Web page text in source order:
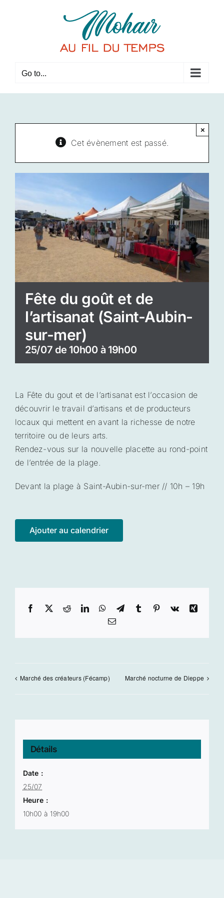
Go to...
Cet évènement est passé.
×
Fête du goût et de
l’artisanat (Saint-Aubin-
sur-mer)
25/07 de 10h00à 19h00
La Fête du gout et de l’artisanat est l’occasion de
découvrir le travail d’artisans et de producteurs
locaux qui mettent en avant la richesse de notre
territoire ou de leurs arts.
Rendez-vous sur la nouvelle placette au rond-point
de l’entrée de la plage.
Devant la plage à Saint-Aubin-sur-mer // 10h – 19h
Ajouter au calendrier
Facebook
X RedditLinkedInWhatsApp
TelegramTumblr Pinterest
Vk
Xing
Email
Marché des créateurs (Fécamp) Marché nocturne de Dieppe
Détails
Date :
25/07
Heure :
10h00 à 19h00